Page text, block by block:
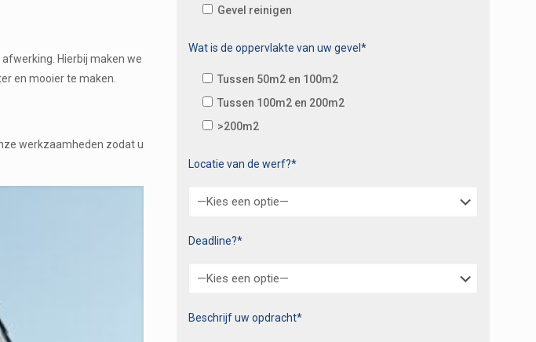
Hierbij maken we
en mooier te maken.
werkzaamheden zodat u
Gevel reinigen
Wat is de oppervlakte van uw gevel*
Tussen 50m2 en 100m2
Tussen 100m2 en 200m2
>200m2
Locatie van de werf?*
Deadline?*
Beschrijf uw opdracht*